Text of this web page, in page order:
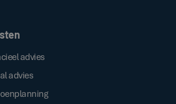
advies
advies